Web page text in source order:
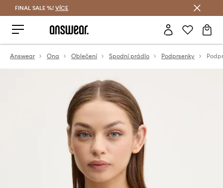
FINAL SALE %! VÍCE
Answear Ona Oblečení Spodní prádlo Podprsenky